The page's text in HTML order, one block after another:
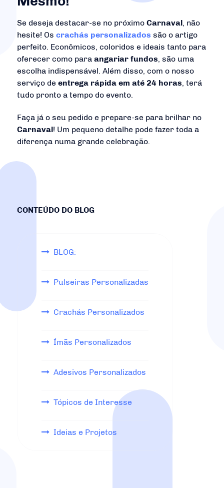
Se deseja destacar-se no próximo Carnaval, não
hesite! Os crachás personalizados são o artigo
perfeito. Econômicos, coloridos e ideais tanto para
oferecer como para angariar fundos, são uma
escolha indispensável. Além disso, com o nosso
serviço de entrega rápida em até 24 horas, terá
tudo pronto a tempo do evento.
Faça já o seu pedido e prepare-se para brilhar no
Carnaval! Um pequeno detalhe pode fazer toda a
diferença numa grande celebração.
CONTEÚDO DO BLOG
BLOG:
Pulseiras Personalizadas
Crachás Personalizados
Ímãs Personalizados
Adesivos Personalizados
Tópicos de Interesse
Ideias e Projetos